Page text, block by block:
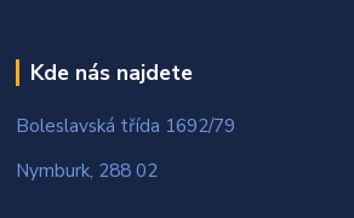
Kde nás najdete
Boleslavská třída 1692/79
Nymburk, 288 02